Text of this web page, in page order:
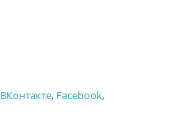
ВКонтакте, Facebook,